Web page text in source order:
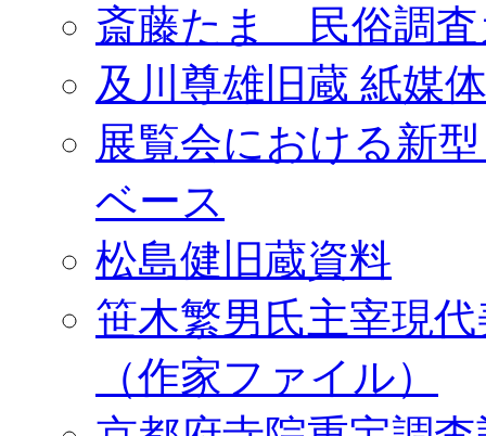
斎藤たま 民俗調査
及川尊雄旧蔵 紙媒
展覧会における新
ベース
松島健旧蔵資料
笹木繁男氏主宰現
（作家ファイル）